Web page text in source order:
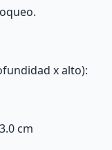
x alto):
cm